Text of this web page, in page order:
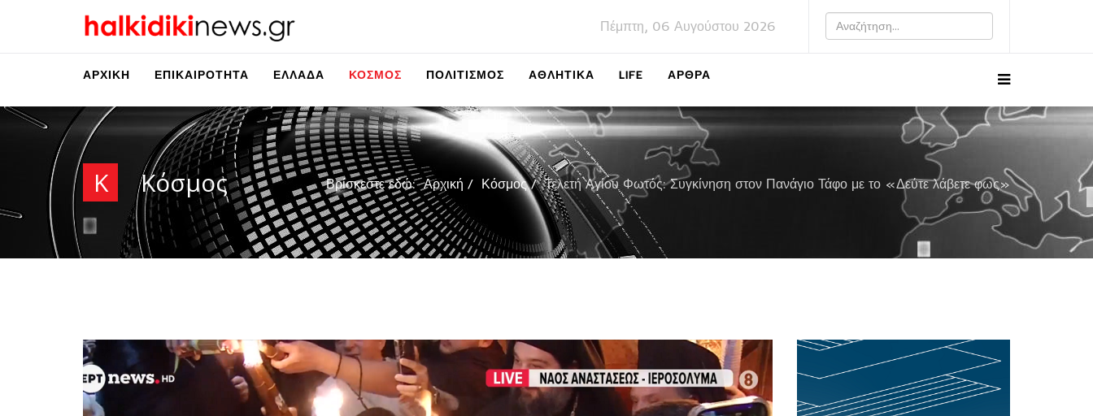
Πέμπτη, 06 Αυγούστου 2026
ΑΡΧΙΚΉ ΕΠΙΚΑΙΡΌΤΗΤΑ ΕΛΛΆΔΑ ΚΌΣΜΟΣ ΠΟΛΙΤΙΣΜΌΣ ΑΘΛΗΤΙΚΆ LIFE ΑΡΘΡΑ
Κ Κόσμος Βρίσκεστε εδώ:Αρχική Κόσμος Τελετή Αγίου Φωτός: Συγκίνηση στον Πανάγιο Τάφο με το «Δεύτε λάβετε φως»